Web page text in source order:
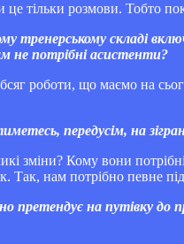
тільки розмови. Тобто
тренерському складі
не потрібні асистенти?
роботи, що маємо на
передусім, на
зміни? Кому вони
Так, нам потрібно певне
претендує на путівку до